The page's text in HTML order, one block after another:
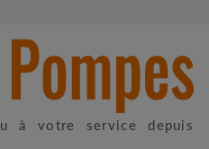
à votre service depuis